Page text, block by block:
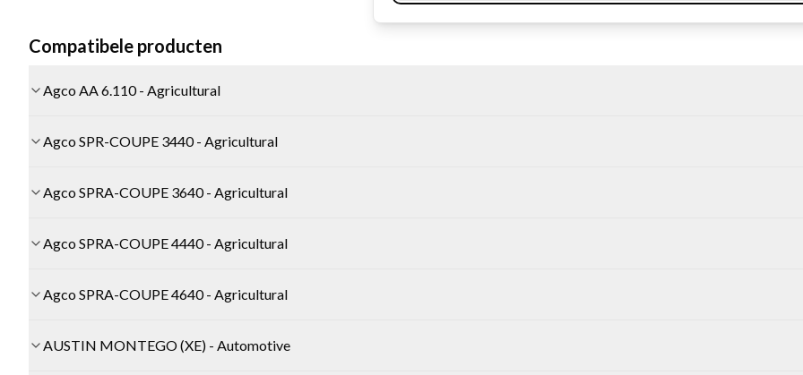
Compatibele producten
Agco AA 6.110 - Agricultural
Agco SPR-COUPE 3440 - Agricultural
Agco SPRA-COUPE 3640 - Agricultural
Agco SPRA-COUPE 4440 - Agricultural
Agco SPRA-COUPE 4640 - Agricultural
AUSTIN MONTEGO (XE) - Automotive